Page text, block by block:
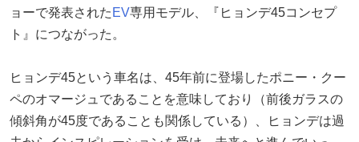
ョーで発表された EV専用モデル、『ヒョンデ45コンセプ
ト』につながった。
ヒョンデ45という車名は、45年前に登場したポニー・クー
ペのオマージュであることを意味しており（前後ガラスの
傾斜角が45度であることも関係している）、ヒョンデは過